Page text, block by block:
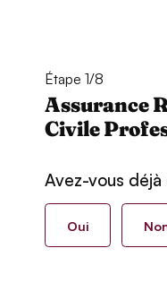
Étape 1/8
Assurance
Civile
Avez-vous
Oui